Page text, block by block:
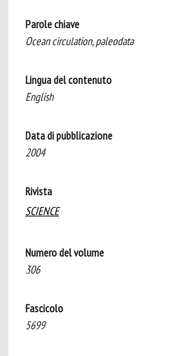
Parole chiave
Ocean circulation, paleodata
Lingua del contenuto
English
Data di pubblicazione
2004
Rivista
SCIENCE
Numero del volume
306
Fascicolo
5699